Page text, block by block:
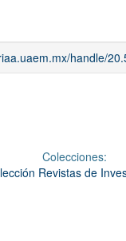
handle/
Colecciones:
Revistas de